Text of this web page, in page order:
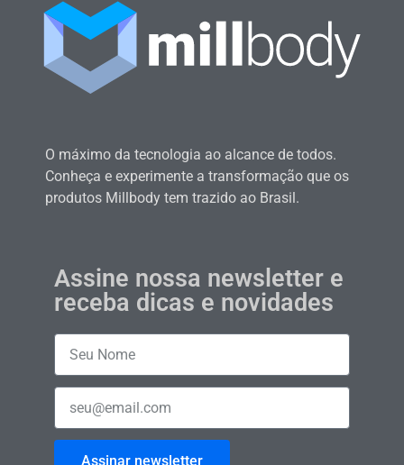
O máximo da tecnologia ao alcance de todos.
Conheça e experimente a transformação que os
produtos Millbody tem trazido ao Brasil.
Assine nossa newsletter e
receba dicas e novidades
Assinar newsletter